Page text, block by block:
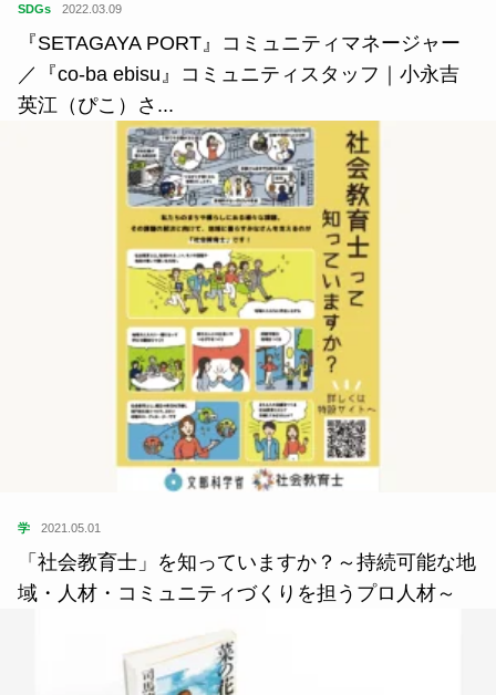
SDGs 2022.03.09
『SETAGAYA PORT』コミュニティマネージャー
／『co-ba ebisu』コミュニティスタッフ｜小永吉
英江（ぴこ）さ...
学 2021.05.01
「社会教育士」を知っていますか？～持続可能な地
域・人材・コミュニティづくりを担うプロ人材～